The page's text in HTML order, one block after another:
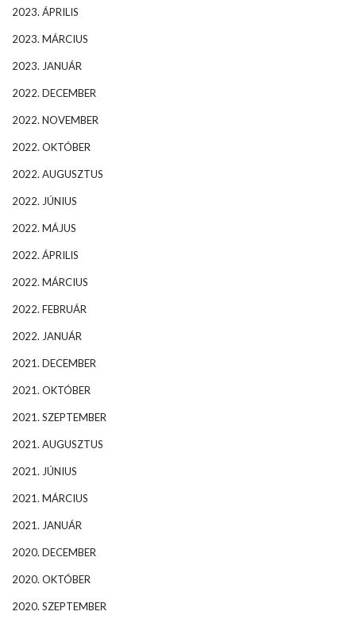
2023. ÁPRILIS
2023. MÁRCIUS
2023. JANUÁR
2022. DECEMBER
2022. NOVEMBER
2022. OKTÓBER
2022. AUGUSZTUS
2022. JÚNIUS
2022. MÁJUS
2022. ÁPRILIS
2022. MÁRCIUS
2022. FEBRUÁR
2022. JANUÁR
2021. DECEMBER
2021. OKTÓBER
2021. SZEPTEMBER
2021. AUGUSZTUS
2021. JÚNIUS
2021. MÁRCIUS
2021. JANUÁR
2020. DECEMBER
2020. OKTÓBER
2020. SZEPTEMBER